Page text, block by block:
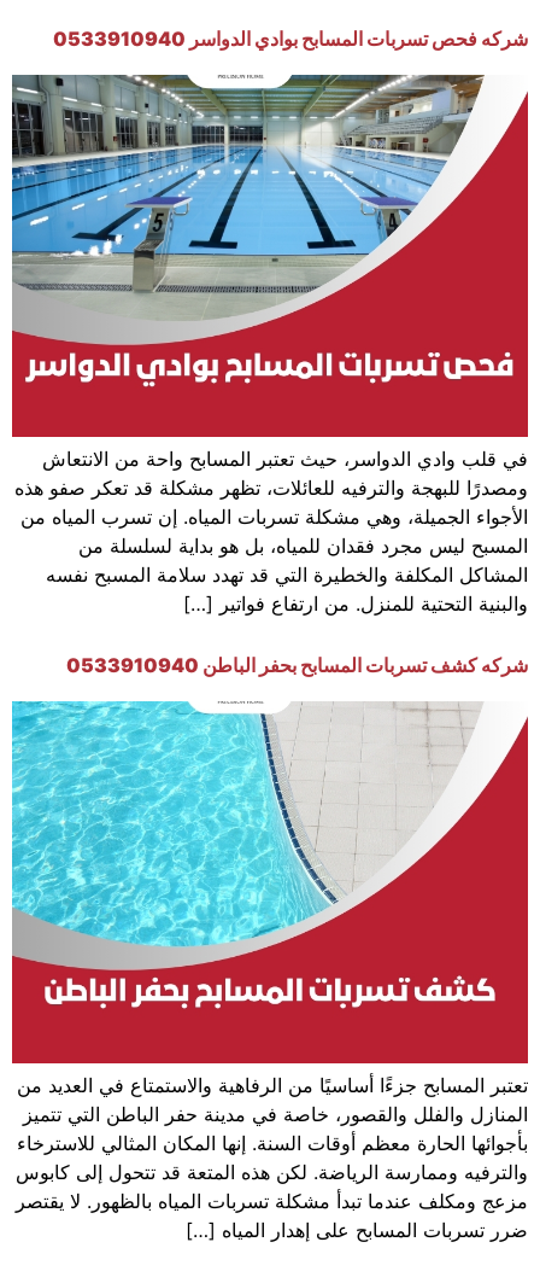
شركه فحص تسربات المسابح بوادي الدواسر 0533910940
في قلب وادي الدواسر، حيث تعتبر المسابح واحة من الانتعاش
ومصدرًا للبهجة والترفيه للعائلات، تظهر مشكلة قد تعكر صفو هذه
الأجواء الجميلة، وهي مشكلة تسربات المياه. إن تسرب المياه من
المسبح ليس مجرد فقدان للمياه، بل هو بداية لسلسلة من
المشاكل المكلفة والخطيرة التي قد تهدد سلامة المسبح نفسه
والبنية التحتية للمنزل. من ارتفاع فواتير […]
شركه كشف تسربات المسابح بحفر الباطن 0533910940
تعتبر المسابح جزءًا أساسيًا من الرفاهية والاستمتاع في العديد من
المنازل والفلل والقصور، خاصة في مدينة حفر الباطن التي تتميز
بأجوائها الحارة معظم أوقات السنة. إنها المكان المثالي للاسترخاء
والترفيه وممارسة الرياضة. لكن هذه المتعة قد تتحول إلى كابوس
مزعج ومكلف عندما تبدأ مشكلة تسربات المياه بالظهور. لا يقتصر
ضرر تسربات المسابح على إهدار المياه […]